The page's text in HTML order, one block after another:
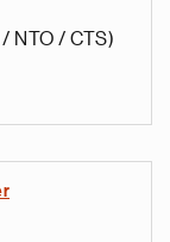
NTO / CTS)